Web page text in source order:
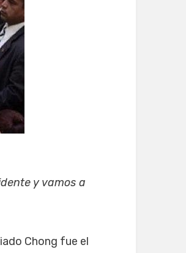
y vamos a
Chong fue el